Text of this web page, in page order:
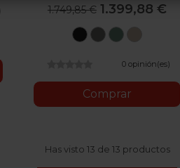
1.749,85 € 1.399,88 €
SepiaMirage
Leaf
0 opinión(es)
Comprar
Has visto 13 de 13 productos